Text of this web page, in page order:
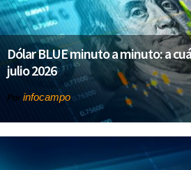
Dólar BLUE minuto a minuto: a
julio 2026
Por infocampo